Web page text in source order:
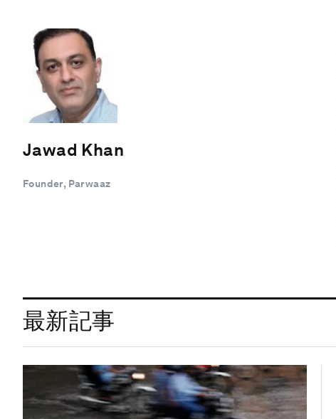
Jawad Khan
Founder, Parwaaz
最新記事